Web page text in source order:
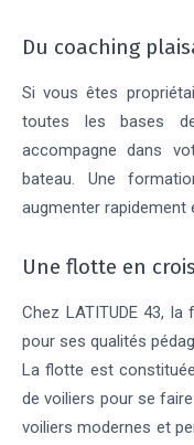
Du coaching
Si vous êtes
toutes les bases
accompagne dans
bateau. Une
augmenter rapidement
Une flotte en
Chez LATITUDE 43,
pour ses qualités
La flotte est
de voiliers pour se
voiliers modernes et